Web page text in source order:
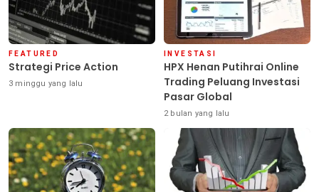
FEATURED
Strategi Price Action
3 minggu yang lalu
INVESTASI
HPX Henan Putihrai Online
Trading Peluang Investasi
Pasar Global
2 bulan yang lalu